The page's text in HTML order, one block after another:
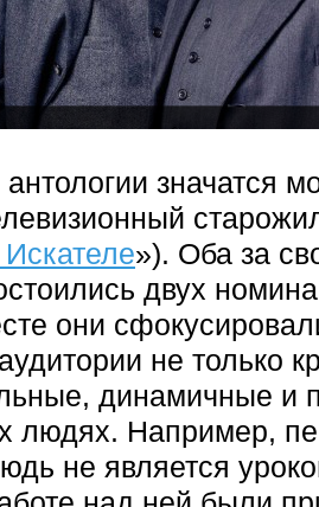
значатся
»). Оба за
двух
они
не только
динамичные и
людях. Например,
не является